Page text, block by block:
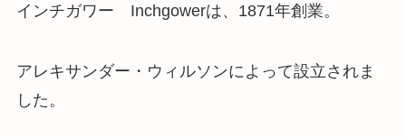
インチガワー Inchgowerは、1871年創業。
アレキサンダー・ウィルソンによって設立されま
した。